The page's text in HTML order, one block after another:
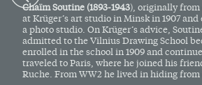
Chaïm Soutine (1893-1943), originally from
at Krüger’s art studio in Minsk in 1907
a photo studio. On Krüger’s advice,
admitted to the Vilnius Drawing School
enrolled in the school in 1909 and
traveled to Paris, where he joined his
Ruche. From WW2 he lived in hiding from